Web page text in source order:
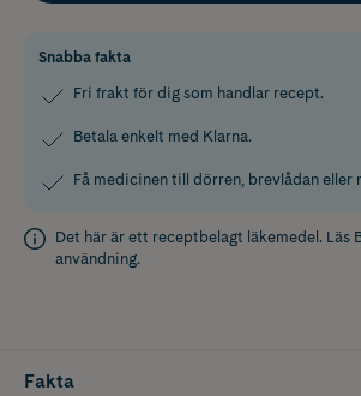
Snabba fakta
Fri frakt för dig som handlar recept.
Betala enkelt med Klarna.
Få medicinen till dörren, brevlådan eller
Det här är ett receptbelagt läkemedel. Läs
användning.
Fakta